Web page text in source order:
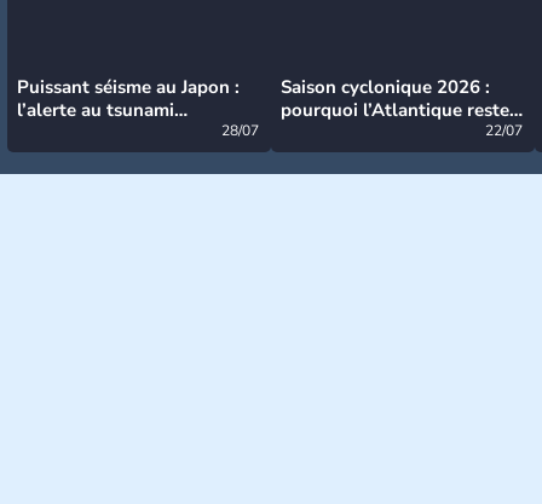
Puissant séisme au Japon :
l’alerte au tsunami
28/07
Saison cyclonique 2026 :
pourquoi l’Atlantique reste
22/07